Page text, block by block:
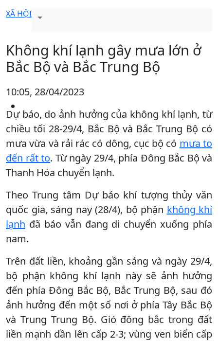
XÃ HỘI
Không khí lạnh gây mưa lớn ở
Bắc Bộ và Bắc Trung Bộ
10:05, 28/04/2023
Dự báo, do ảnh hưởng của không khí lạnh, từ
chiều tối 28-29/4, Bắc Bộ và Bắc Trung Bộ có
mưa vừa và rải rác có dông, cục bộ có mưa to
đến rất to. Từ ngày 29/4, phía Đông Bắc Bộ và
Thanh Hóa chuyển lạnh.
Theo Trung tâm Dự báo khí tượng thủy văn
quốc gia, sáng nay (28/4), bộ phận không khí
lạnh đã báo vẫn đang di chuyển xuống phía
nam.
Trên đất liền, khoảng gần sáng và ngày 29/4,
bộ phận không khí lạnh này sẽ ảnh hưởng
đến phía Đông Bắc Bộ, Bắc Trung Bộ, sau đó
ảnh hưởng đến một số nơi ở phía Tây Bắc Bộ
và Trung Trung Bộ. Gió đông bắc trong đất
liền mạnh dần lên cấp 2-3; vùng ven biển cấp